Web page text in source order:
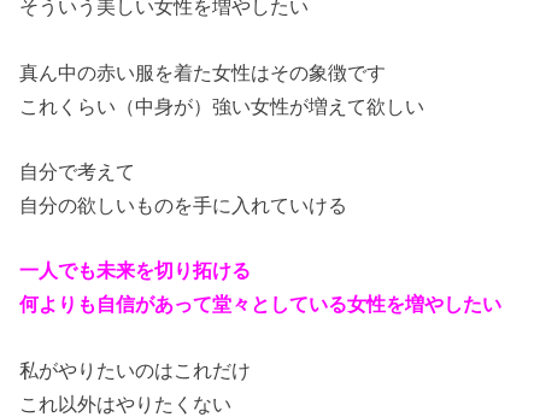
そういう美しい女性を増やしたい
真ん中の赤い服を着た女性はその象徴です
これくらい（中身が）強い女性が増えて欲しい
自分で考えて
自分の欲しいものを手に入れていける
一人でも未来を切り拓ける
何よりも自信があって堂々としている女性を増やしたい
私がやりたいのはこれだけ
これ以外はやりたくない